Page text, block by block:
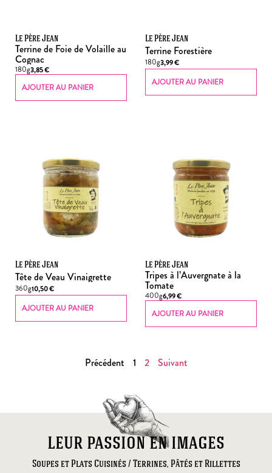
Le Père Jean
Terrine de Foie de Volaille au
Cognac
180g3,85€
AJOUTER AU PANIER
Le Père Jean
Terrine Forestière
180g3,99€
AJOUTER AU PANIER
Le Père Jean
Tête de Veau Vinaigrette
360g10,50€
AJOUTER AU PANIER
Le Père Jean
Tripes à l’Auvergnate à la
Tomate
400g6,99€
AJOUTER AU PANIER
Précédent 1 2 Suivant
leur passion en images
Soupes et Plats Cuisinés / Terrines, Pâtés et Rillettes